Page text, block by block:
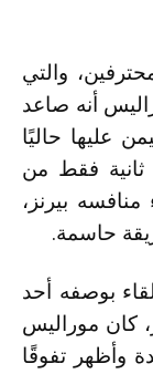
والتي
أنه صاعد
التي يهيمن عليها حاليًا
جاك ديلا مادالينا. فبعد 3 دقائق و39 ثانية فقط من
بيرنز،
حاسمة.
(38 عامًا) اللقاء بوصفه أحد
كان موراليس
حدة وأظهر تفوقًا